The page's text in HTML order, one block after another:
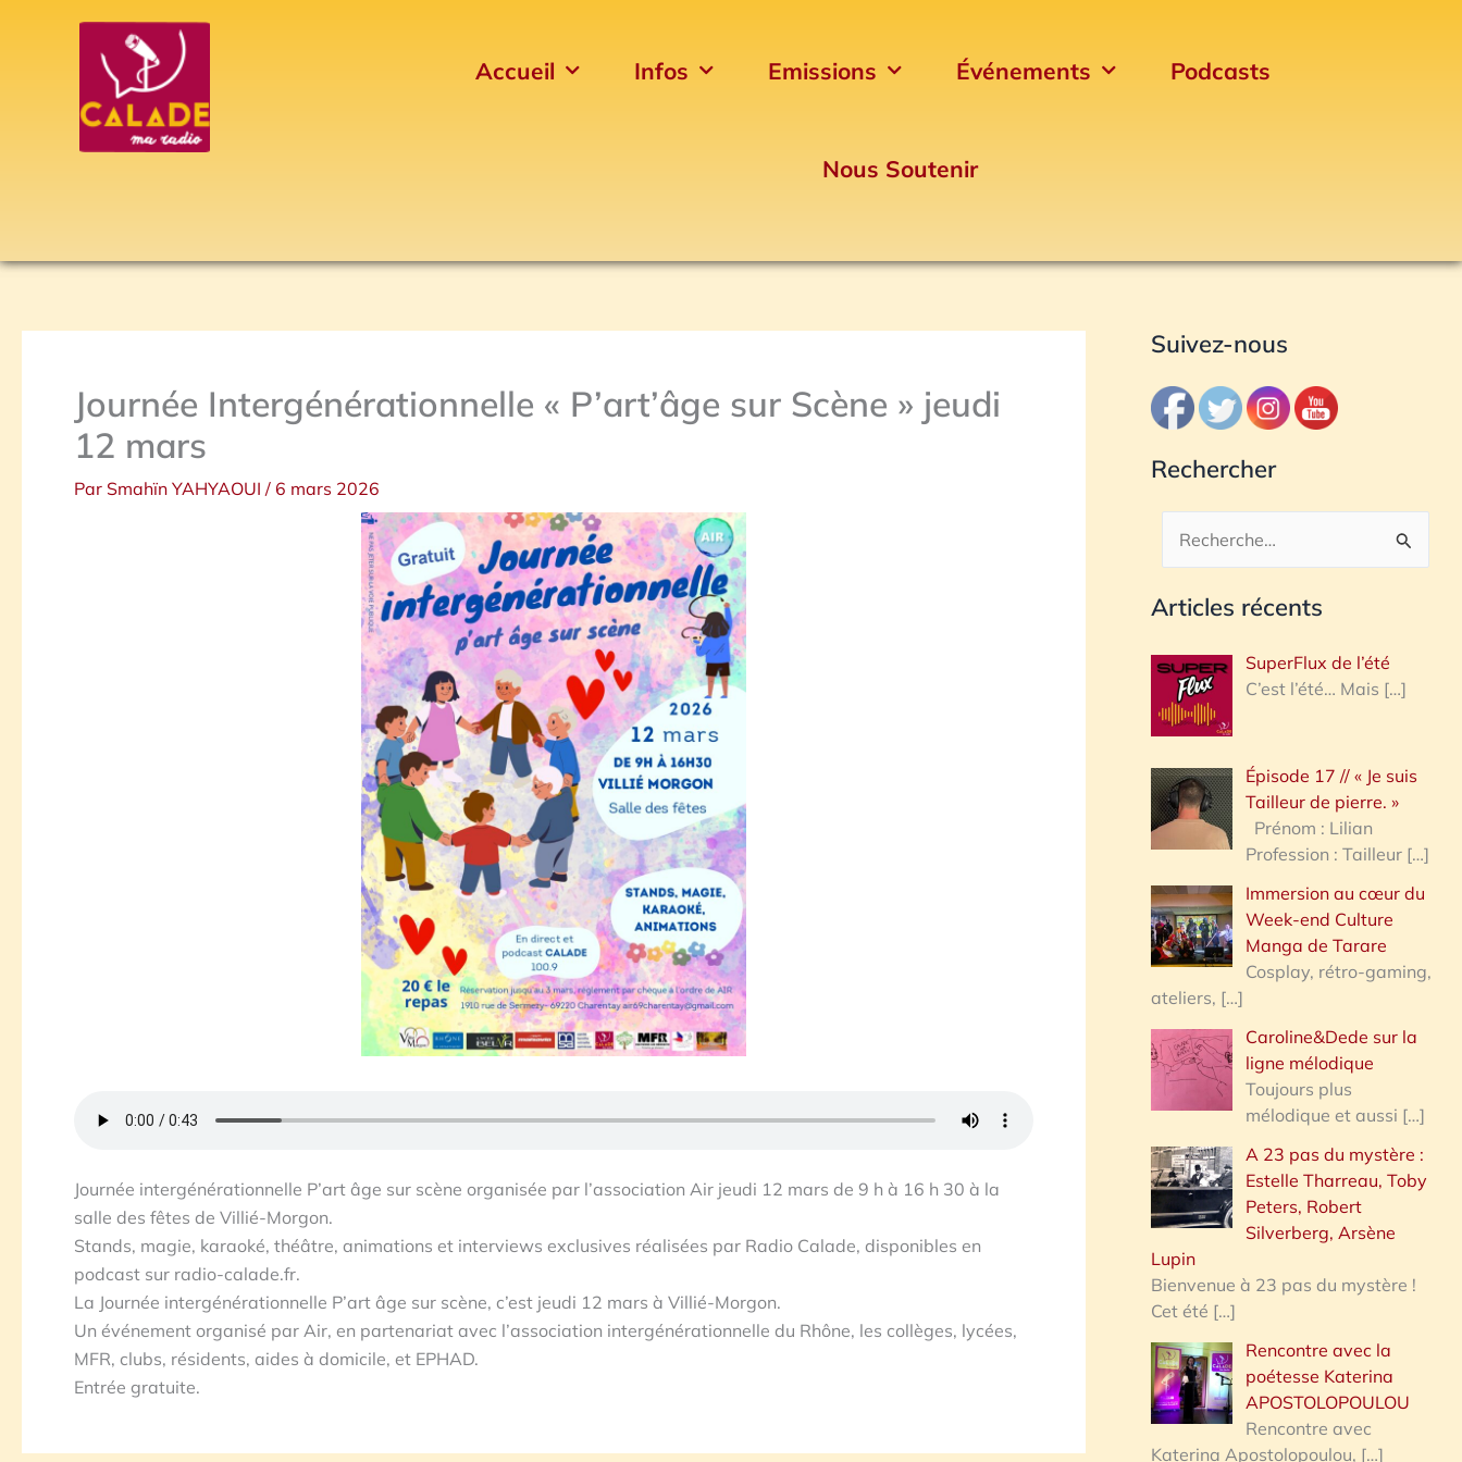
Accueil Infos Emissions Événements Podcasts
Nous Soutenir
Journée Intergénérationnelle « P’art’âge sur Scène » jeudi
12 mars
Par Smahïn YAHYAOUI / 6 mars 2026
Journée intergénérationnelle P’art âge sur scène organisée par l’association Air jeudi 12 mars de 9 h à 16 h 30 à la
salle des fêtes de Villié-Morgon.
Stands, magie, karaoké, théâtre, animations et interviews exclusives réalisées par Radio Calade, disponibles en
podcast sur radio-calade.fr.
La Journée intergénérationnelle P’art âge sur scène, c’est jeudi 12 mars à Villié-Morgon.
Un événement organisé par Air, en partenariat avec l’association intergénérationnelle du Rhône, les collèges, lycées,
MFR, clubs, résidents, aides à domicile, et EPHAD.
Entrée gratuite.
Suivez-nous
Rechercher
c
h
r
h
e
:
Articles récents
SuperFlux de l’été
C’est l’été… Mais […]
Épisode 17 // « Je suis
Tailleur de pierre. »
Prénom : Lilian
Profession : Tailleur […]
Immersion au cœur du
Week-end Culture
Manga de Tarare
Cosplay, rétro-gaming,
ateliers, […]
Caroline&Dede sur la
ligne mélodique
Toujours plus
mélodique et aussi […]
A 23 pas du mystère :
Estelle Tharreau, Toby
Peters, Robert
Silverberg, Arsène
Lupin
Bienvenue à 23 pas du mystère !
Cet été […]
Rencontre avec la
poétesse Katerina
APOSTOLOPOULOU
Rencontre avec
Katerina Apostolopoulou, […]
s